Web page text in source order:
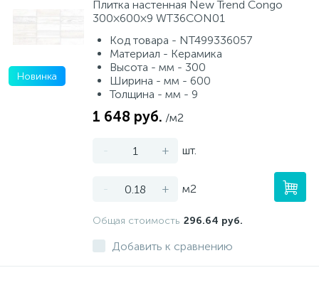
Новинка
Плитка настенная New Trend Congo
300×600×9 WT36CON01
Код товара - NT499336057
Материал - Керамика
Высота - мм - 300
Ширина - мм - 600
Толщина - мм - 9
1 648 руб. /м2
- + шт.
- + м2
Общая стоимость 296.64 руб.
Добавить к сравнению